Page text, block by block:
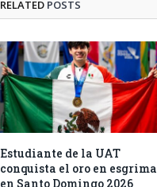
RELATED POSTS
Estudiante de la UAT
conquista el oro en esgrima
en Santo Domingo 2026